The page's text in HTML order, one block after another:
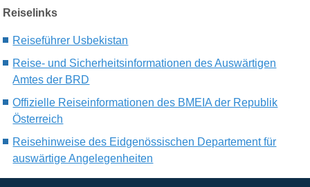
Reiselinks
Reiseführer Usbekistan
Reise- und Sicherheitsinformationen des Auswärtigen
Amtes der BRD
Offizielle Reiseinformationen des BMEIA der Republik
Österreich
Reisehinweise des Eidgenössischen Departement für
auswärtige Angelegenheiten